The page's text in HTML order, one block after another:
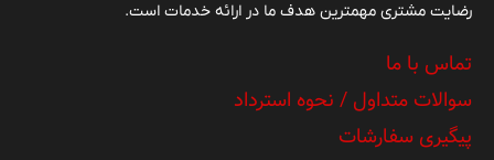
رضایت مشتری مهمترین هدف ما در ارائه خدمات است.
تماس با ما
سوالات متداول / نحوه استرداد
پیگیری سفارشات